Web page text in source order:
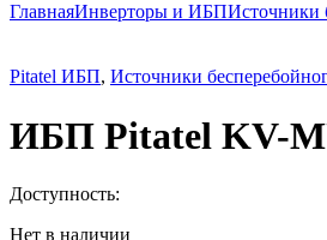
ГлавнаяИнверторы и ИБПИсточники
Pitatel ИБП, Источники
ИБП Pitatel KV-
Доступность:
Нет в наличии